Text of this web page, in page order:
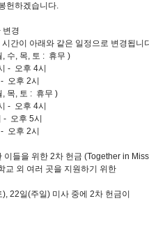
헌하겠습니다.
변경
간이 아래와 같은 일정으로 변경됩니
수, 목, 토 : 휴무 )
- 오후 4시
후 2시
, 목, 토 : 휴무 )
- 오후 4시
후 5시
후 2시
이들을 위한 2차 헌금 (Together in
교 외 여러 곳을 지원하기 위한
22일(주일) 미사 중에 2차 헌금이